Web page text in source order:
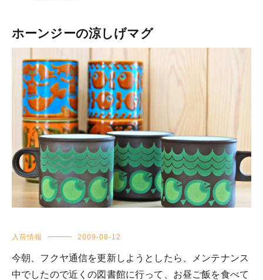
ホーンジーの涼しげマグ
入荷情報 2009-08-12
今朝、フクヤ通信を更新しようとしたら、メンテナンス
中でしたので近くの図書館に行って、お昼ご飯を食べて